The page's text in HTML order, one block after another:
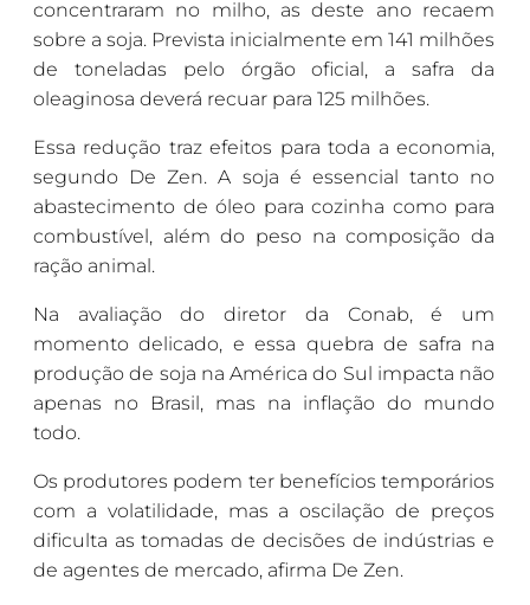
concentraram no milho, as deste ano recaem
sobre a soja. Prevista inicialmente em 141 milhões
de toneladas pelo órgão oficial, a safra da
oleaginosa deverá recuar para 125 milhões.
Essa redução traz efeitos para toda a economia,
segundo De Zen. A soja é essencial tanto no
abastecimento de óleo para cozinha como para
combustível, além do peso na composição da
ração animal.
Na avaliação do diretor da Conab, é um
momento delicado, e essa quebra de safra na
produção de soja na América do Sul impacta não
apenas no Brasil, mas na inflação do mundo
todo.
Os produtores podem ter benefícios temporários
com a volatilidade, mas a oscilação de preços
dificulta as tomadas de decisões de indústrias e
de agentes de mercado, afirma De Zen.